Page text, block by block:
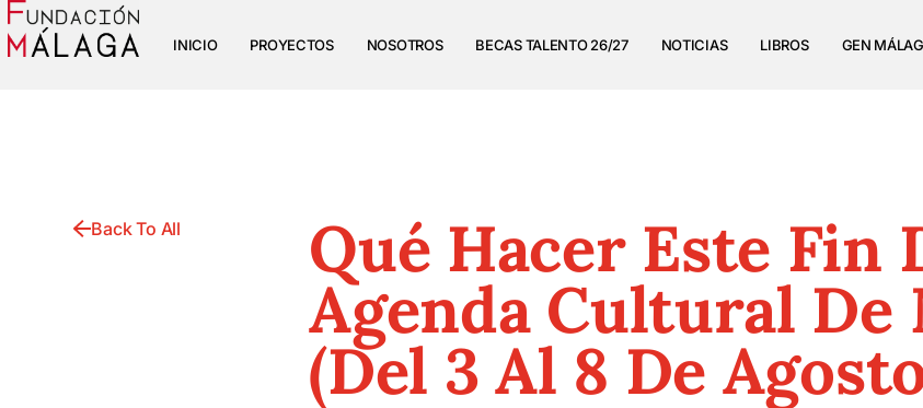
INICIO PROYECTOS NOSOTROS BECAS TALENTO 26/27 NOTICIAS LIBROS GEN
Back To All Qué Hacer Este Fin
Agenda Cultural De
(del 3 Al 8 De